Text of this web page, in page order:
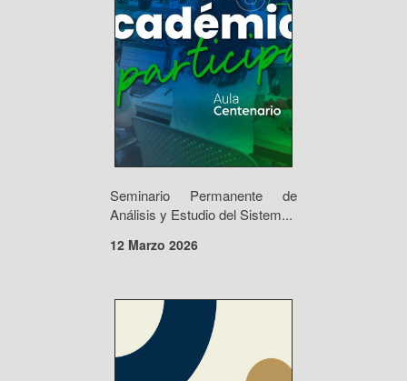
Seminario Permanente de
Análisis y Estudio del Sistem...
12 Marzo 2026